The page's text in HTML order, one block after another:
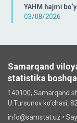
YAHM hajmi
03/08/2026
Samarqand
statistika
140100, Samarqand
U.Tursunov ko‘chаsi,
info@samstat.uz •